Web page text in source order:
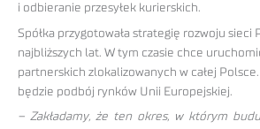
i odbieranie przesyłek kurierskich.
Spółka przygotowała strategię rozwoju sieci
najbliższych lat. W tym czasie chce
partnerskich zlokalizowanych w całej
będzie podbój rynków Unii Europejskiej.
– Zakładamy, że ten okres, w którym